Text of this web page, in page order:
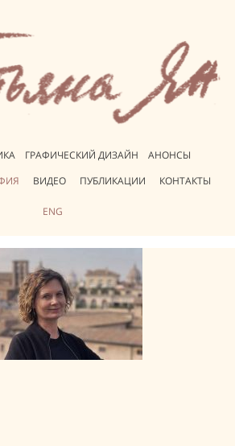
ГРАФИЧЕСКИЙ ДИЗАЙН
АНОНСЫ
ВИДЕО ПУБЛИКАЦИИ КОНТАКТЫ
ENG